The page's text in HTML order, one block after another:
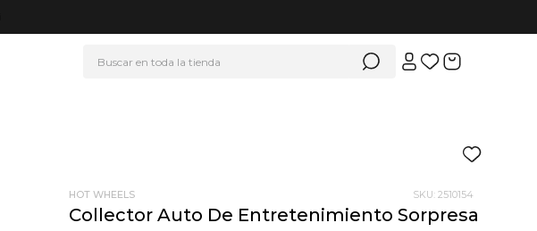
HOT WHEELS SKU: 2510154
Collector Auto De Entretenimiento Sorpresa